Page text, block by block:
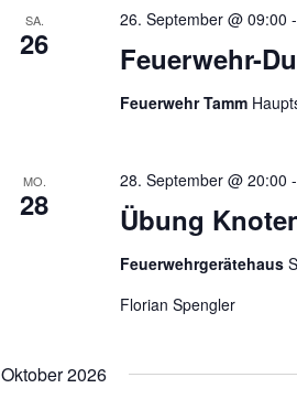
SA.
26 Feuerwehr-
26. September @ 09:00 -
Feuerwehr Tamm
MO.
28 Übung
28. September @ 20:00
Feuerwehrgerätehaus
Florian Spengler
Oktober 2026